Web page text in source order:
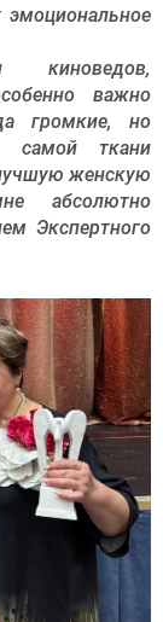
киноведов,
важно
громкие, но
самой ткани
женскую
абсолютно
Экспертного